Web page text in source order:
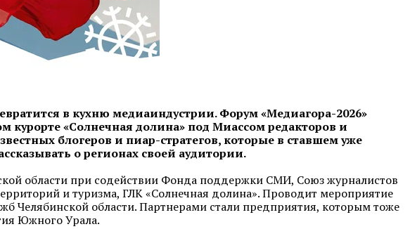
в кухню медиаиндустрии. Форум «Медиагора-2026»
«Солнечная долина» под Миассом редакторов и
блогеров и пиар-стратегов, которые в ставшем уже
о регионах своей аудитории.
области при содействии Фонда поддержки СМИ, Союз журналистов
и туризма, ГЛК «Солнечная долина». Проводит мероприятие
Челябинской области. Партнерами стали предприятия, которым тоже
Южного Урала.